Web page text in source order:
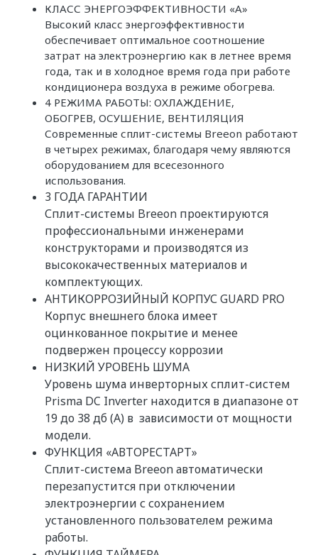
КЛАСС ЭНЕРГОЭФФЕКТИВНОСТИ «А»
Высокий класс энергоэффективности
обеспечивает оптимальное соотношение
затрат на электроэнергию как в летнее время
года, так и в холодное время года при работе
кондиционера воздуха в режиме обогрева.
4 РЕЖИМА РАБОТЫ: ОХЛАЖДЕНИЕ,
ОБОГРЕВ, ОСУШЕНИЕ, ВЕНТИЛЯЦИЯ
Современные сплит-системы Breeon работают
в четырех режимах, благодаря чему являются
оборудованием для всесезонного
использования.
3 ГОДА ГАРАНТИИ
Сплит-системы Breeon проектируются
профессиональными инженерами
конструкторами и производятся из
высококачественных материалов и
комплектующих.
АНТИКОРРОЗИЙНЫЙ КОРПУС GUARD PRO
Корпус внешнего блока имеет
оцинкованное покрытие и менее
подвержен процессу коррозии
НИЗКИЙ УРОВЕНЬ ШУМА
Уровень шума инверторных сплит-систем
Prisma DC Inverter находится в диапазоне от
19 до 38 дб (А) в зависимости от мощности
модели.
ФУНКЦИЯ «АВТОРЕСТАРТ»
Сплит-система Breeon автоматически
перезапустится при отключении
электроэнергии с сохранением
установленного пользователем режима
работы.